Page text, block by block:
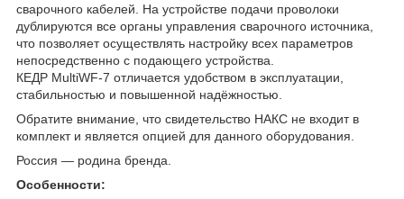
сварочного кабелей. На устройстве подачи проволоки
дублируются все органы управления сварочного источника,
что позволяет осуществлять настройку всех параметров
непосредственно с подающего устройства.
КЕДР MultiWF-7 отличается удобством в эксплуатации,
стабильностью и повышенной надёжностью.
Обратите внимание, что свидетельство НАКС не входит в
комплект и является опцией для данного оборудования.
Россия — родина бренда.
Особенности: